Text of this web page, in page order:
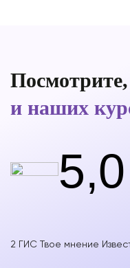
и наших
5,0
2 ГИС Твое мнение